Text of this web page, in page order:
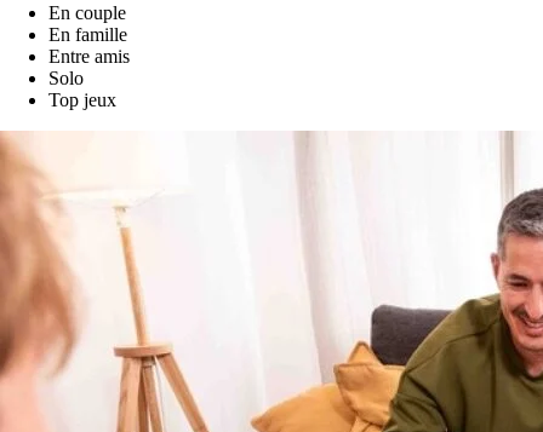
En couple
En famille
Entre amis
Solo
Top jeux